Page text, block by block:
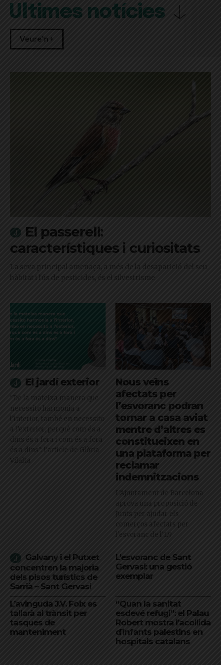
Últimes notícies
Veure'n +
El passerell:
característiques i curiositats
La seva principal amenaça, a més de la desaparició del seu
hàbitat i l'ús de pesticides, és el silvestrisme
El jardí exterior
"De la mateixa manera que
necessito harmonia a
l’interior, també en necessito
a l’exterior, perquè com és a
dins és a fora i com és a fora
és a dins": l'article de Glòria
Vilalta
Nous veïns
afectats per
l’esvoranc podran
tornar a casa aviat
mentre d’altres es
constitueixen en
una plataforma per
reclamar
indemnitzacions
L’Ajuntament de Barcelona
aprova una proposició de
Junts per ajudar els
comerços afectats per
l'esvoranc de l'L9
Galvany i el Putxet
concentren la majoria
dels pisos turístics de
Sarrià – Sant Gervasi
L’esvoranc de Sant
Gervasi: una gestió
exemplar
L’avinguda J.V. Foix es
tallarà al trànsit per
tasques de
manteniment
“Quan la sanitat
esdevé refugi”: el Palau
Robert mostra l’acollida
d’infants palestins en
hospitals catalans